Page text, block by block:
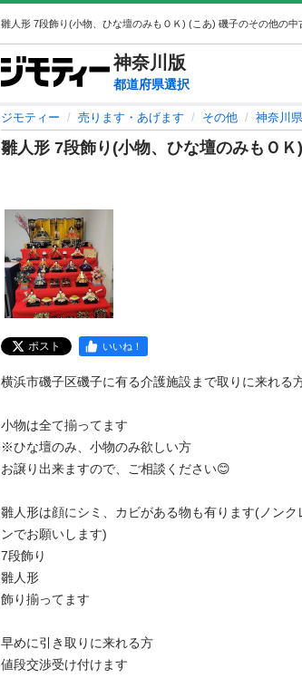
神奈川 版
都道府県選択
ジモティー 売ります・あげます その他 神奈川
雛人形 7段飾り(小物、ひな壇のみもＯＫ)
ポスト いいね！
横浜市磯子区磯子に有る介護施設まで取りに来れる
小物は全て揃ってます
※ひな壇のみ、小物のみ欲しい方
お譲り出来ますので、ご相談ください😊
雛人形は顔にシミ、カビがある物も有ります(ノンク
ンでお願いします)
7段飾り
雛人形
飾り揃ってます
早めに引き取りに来れる方
値段交渉受け付けます